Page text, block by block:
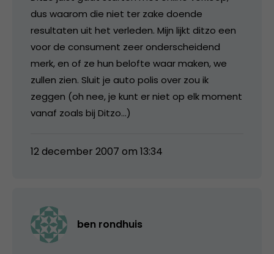
dus waarom die niet ter zake doende
resultaten uit het verleden. Mijn lijkt ditzo een
voor de consument zeer onderscheidend
merk, en of ze hun belofte waar maken, we
zullen zien. Sluit je auto polis over zou ik
zeggen (oh nee, je kunt er niet op elk moment
vanaf zoals bij Ditzo…)
12 december 2007 om 13:34
ben rondhuis